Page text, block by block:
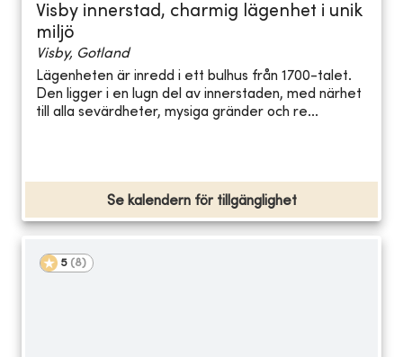
Visby innerstad, charmig lägenhet i unik
miljö
Visby, Gotland
Lägenheten är inredd i ett bulhus från 1700-talet.
Den ligger i en lugn del av innerstaden, med närhet
till alla sevärdheter, mysiga gränder och re...
Se kalendern för tillgänglighet
5 (8)